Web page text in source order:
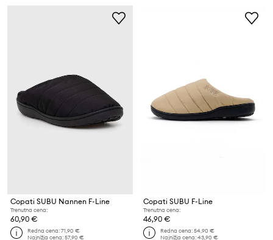
Copati SUBU Nannen F-Line
Trenutna cena:
60,90 €
Redna cena:71,90 €
Najnižja cena:57,90 €
Copati SUBU F-Line
Trenutna cena:
46,90 €
Redna cena:54,90 €
Najnižja cena:43,90 €